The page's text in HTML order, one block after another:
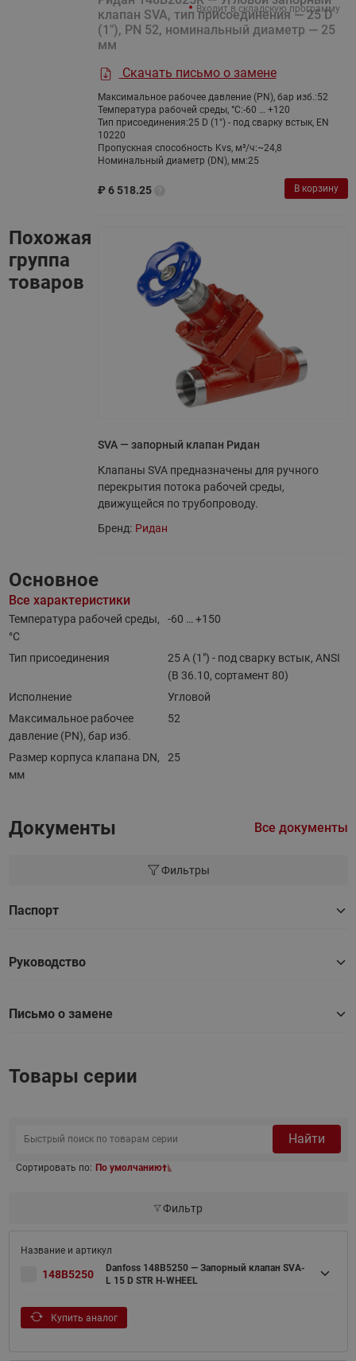
клапан SVA, тип присоединения — 25 D
(1"), PN 52, номинальный диаметр — 25
мм
Скачать письмо о замене
Максимальное рабочее давление (PN), бар изб.:52
Температура рабочей среды, °С:-60 … +120
Тип присоединения:25 D (1") - под сварку встык, EN
10220
Пропускная способность Kvs, м³/ч:~24,8
Номинальный диаметр (DN), мм:25
₽ 6 518.25
Входит в складскую программу
В корзину
Похожая
группа
товаров
SVA — запорный клапан Ридан
Клапаны SVA предназначены для ручного
перекрытия потока рабочей среды,
движущейся по трубопроводу.
Бренд: Ридан
Основное
Все характеристики
Температура рабочей среды,
°С
-60 … +150
Тип присоединения
25 A (1") - под сварку встык, ANSI
(B 36.10, сортамент 80)
Исполнение
Угловой
Максимальное рабочее
давление (PN), бар изб.
52
Размер корпуса клапана DN,
мм
25
Документы Все документы
Фильтры
Паспорт
Руководство
Письмо о замене
Товары серии
Найти
Сортировать по: По умолчанию
Фильтр
148B5250
Danfoss 148B5250 — Запорный клапан SVA-
L 15 D STR H-WHEEL
Купить аналог